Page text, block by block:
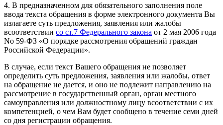
4. В предназначенном для обязательного заполнения поле
ввода текста обращения в форме электронного документа Вы
излагаете суть предложения, заявления или жалобы
всоответствии со ст.7 Федерального закона от 2 мая 2006 года
No 59-ФЗ «О порядке рассмотрения обращений граждан
Российской Федерации».
В случае, если текст Вашего обращения не позволяет
определить суть предложения, заявления или жалобы, ответ
на обращение не дается, и оно не подлежит направлению на
рассмотрение в государственный орган, орган местного
самоуправления или должностному лицу всоответствии с их
компетенцией, о чем Вам будет сообщено в течение семи дней
со дня регистрации обращения.